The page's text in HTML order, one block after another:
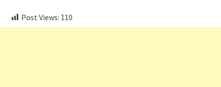
Post Views: 110